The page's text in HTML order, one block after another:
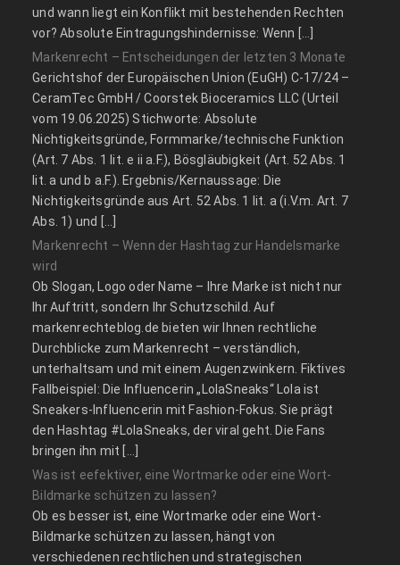
und wann liegt ein Konflikt mit bestehenden Rechten
vor? Absolute Eintragungshindernisse: Wenn […]
Markenrecht – Entscheidungen der letzten 3 Monate
Gerichtshof der Europäischen Union (EuGH) C‑17/24 –
CeramTec GmbH / Coorstek Bioceramics LLC (Urteil
vom 19.06.2025) Stichworte: Absolute
Nichtigkeitsgründe, Formmarke/technische Funktion
(Art. 7 Abs. 1 lit. e ii a.F.), Bösgläubigkeit (Art. 52 Abs. 1
lit. a und b a.F.). Ergebnis/Kernaussage: Die
Nichtigkeitsgründe aus Art. 52 Abs. 1 lit. a (i.V.m. Art. 7
Abs. 1) und […]
Markenrecht – Wenn der Hashtag zur Handelsmarke
wird
Ob Slogan, Logo oder Name – Ihre Marke ist nicht nur
Ihr Auftritt, sondern Ihr Schutzschild. Auf
markenrechteblog.de bieten wir Ihnen rechtliche
Durchblicke zum Markenrecht – verständlich,
unterhaltsam und mit einem Augenzwinkern. Fiktives
Fallbeispiel: Die Influencerin „LolaSneaks“ Lola ist
Sneakers-Influencerin mit Fashion-Fokus. Sie prägt
den Hashtag #LolaSneaks, der viral geht. Die Fans
bringen ihn mit […]
Was ist eefektiver, eine Wortmarke oder eine Wort-
Bildmarke schützen zu lassen?
Ob es besser ist, eine Wortmarke oder eine Wort-
Bildmarke schützen zu lassen, hängt von
verschiedenen rechtlichen und strategischen